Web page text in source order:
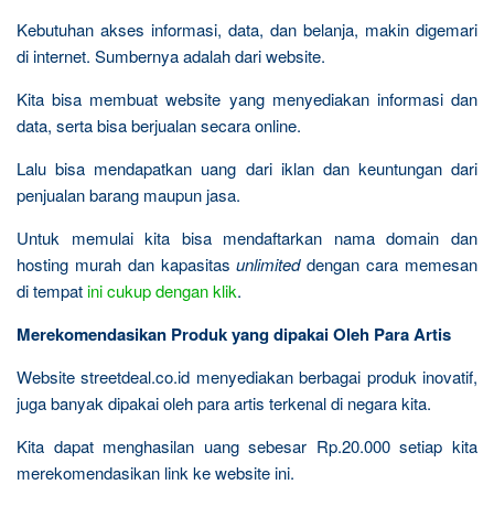
Kebutuhan akses informasi, data, dan belanja, makin digemari
di internet. Sumbernya adalah dari website.
Kita bisa membuat website yang menyediakan informasi dan
data, serta bisa berjualan secara online.
Lalu bisa mendapatkan uang dari iklan dan keuntungan dari
penjualan barang maupun jasa.
Untuk memulai kita bisa mendaftarkan nama domain dan
hosting murah dan kapasitasunlimiteddengan cara memesan
di tempatini cukup dengan klik.
Merekomendasikan Produk yang dipakai Oleh Para Artis
Website streetdeal.co.id menyediakan berbagai produk inovatif,
juga banyak dipakai oleh para artis terkenal di negara kita.
Kita dapat menghasilan uang sebesar Rp.20.000 setiap kita
merekomendasikan link ke website ini.